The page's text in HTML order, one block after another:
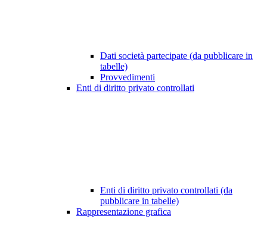
Dati società partecipate (da pubblicare in
tabelle)
Provvedimenti
Enti di diritto privato controllati
Enti di diritto privato controllati (da
pubblicare in tabelle)
Rappresentazione grafica